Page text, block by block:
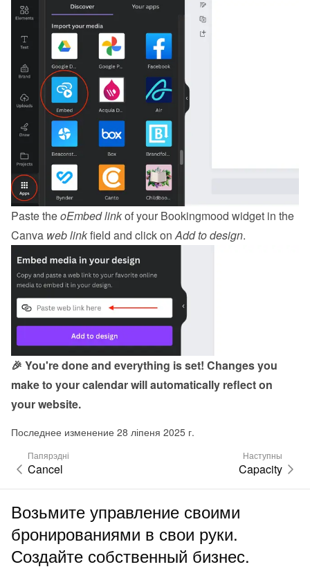
Paste the oEmbed link of your Bookingmood widget in the
Canva web link field and click on Add to design.
🎉 You're done and everything is set! Changes you
make to your calendar will automatically reflect on
your website.
Последнее изменение 28 ліпеня 2025 г.
Папярэдні
Cancel
Наступны
Capacity
Возьмите управление своими
бронированиями в свои руки.
Создайте собственный бизнес.